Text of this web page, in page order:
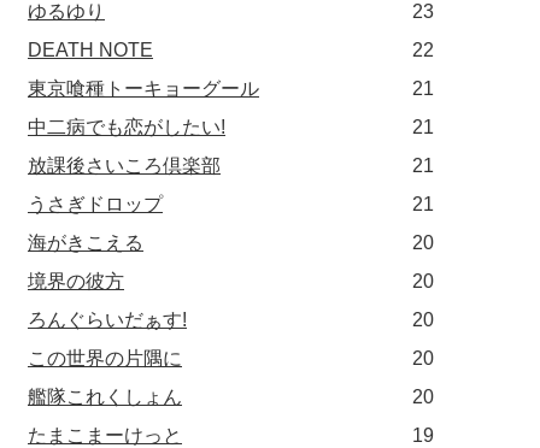
ゆるゆり
23
DEATH NOTE
22
東京喰種トーキョーグール
21
中二病でも恋がしたい!
21
放課後さいころ倶楽部
21
うさぎドロップ
21
海がきこえる
20
境界の彼方
20
ろんぐらいだぁす!
20
この世界の片隅に
20
艦隊これくしょん
20
たまこまーけっと
19